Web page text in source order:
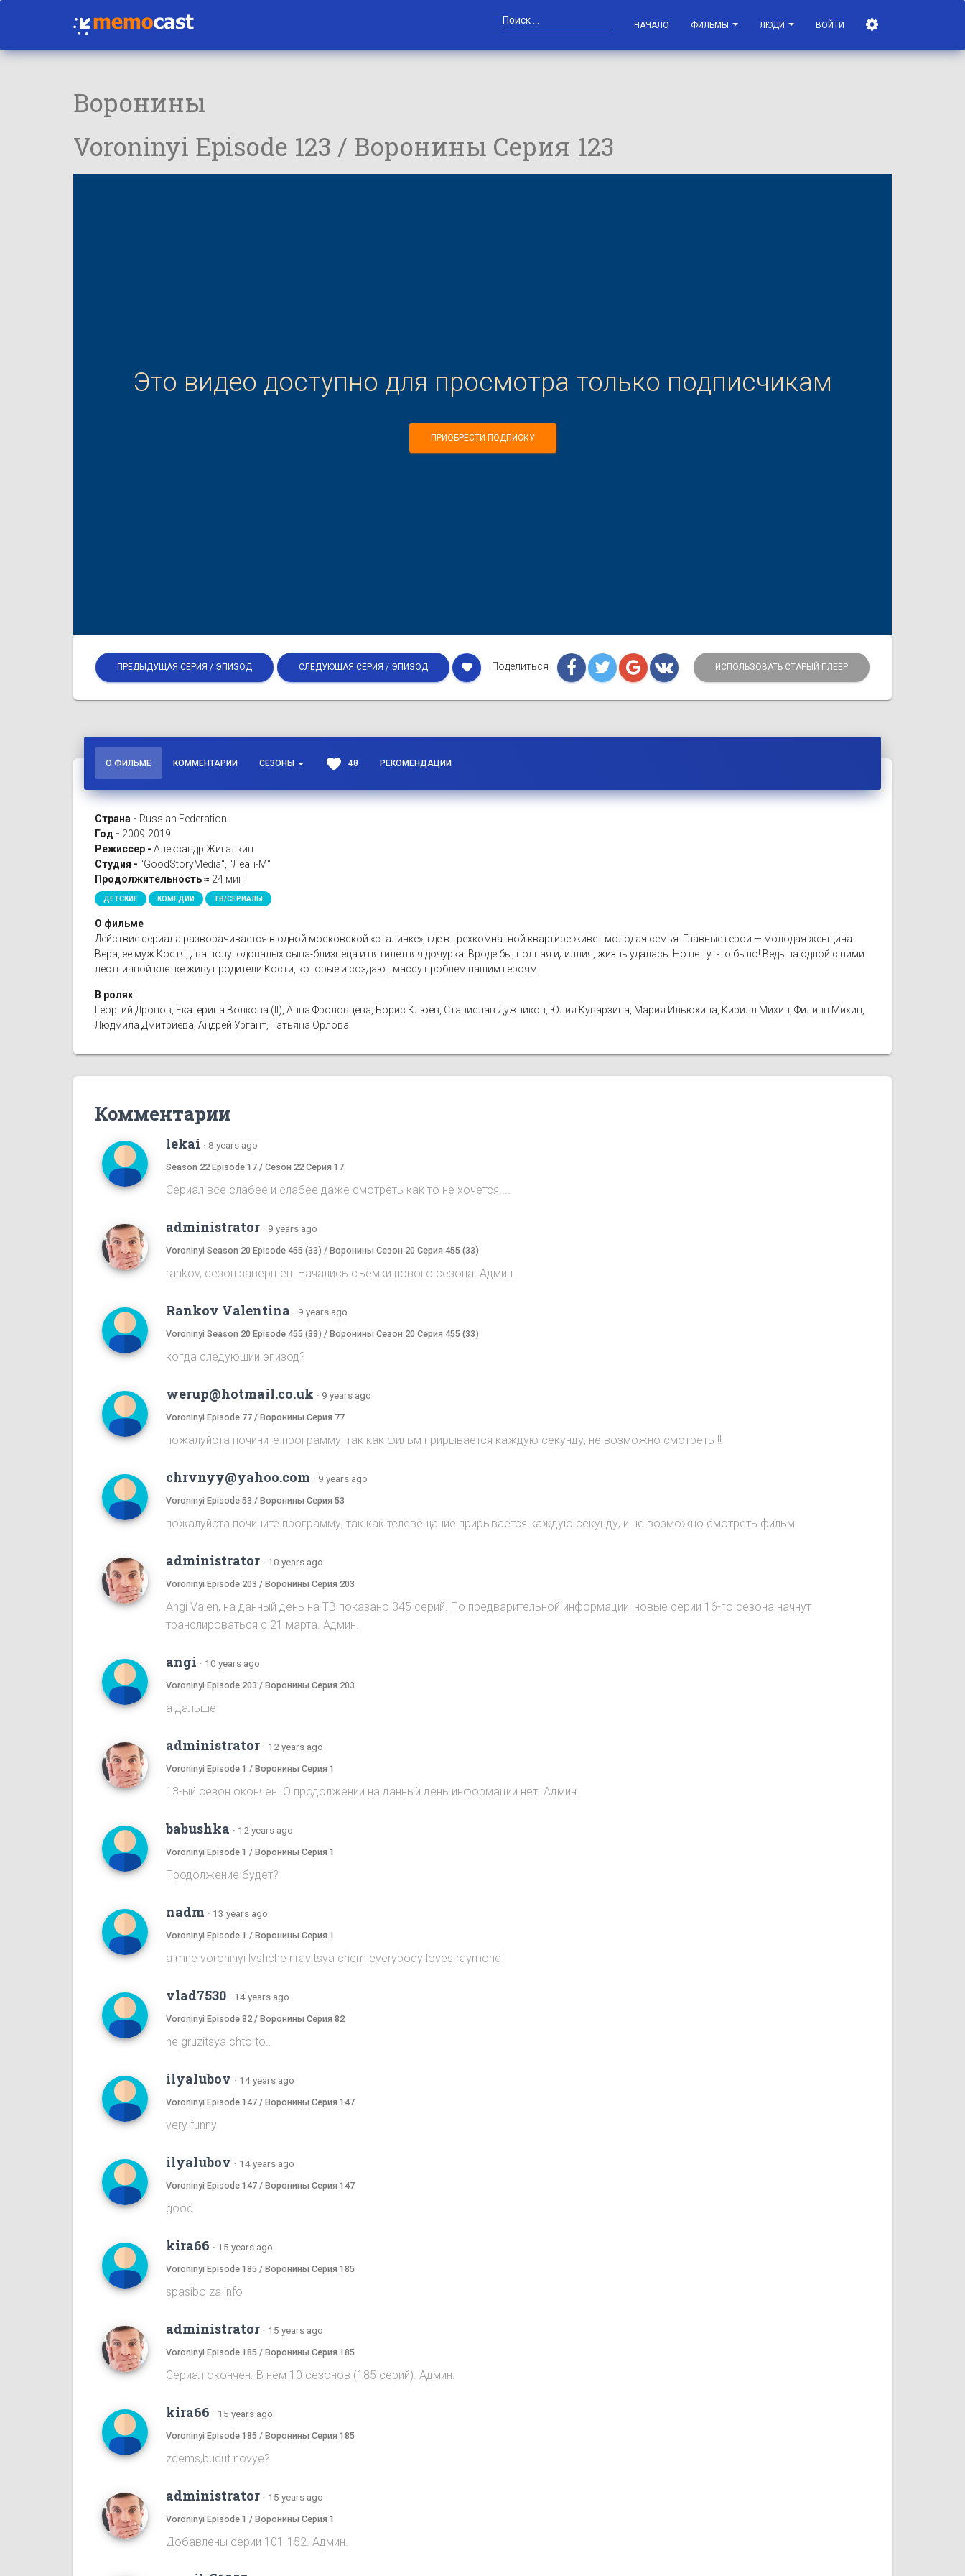
НАЧАЛО ФИЛЬМЫ ЛЮДИ ВОЙТИ
Воронины
Voroninyi Episode 123 / Воронины Серия 123
Это видео доступно для просмотра только подписчикам
ПРИОБРЕСТИ ПОДПИСКУ
ПРЕДЫДУЩАЯ СЕРИЯ / ЭПИЗОД СЛЕДУЮЩАЯ СЕРИЯ / ЭПИЗОД favorite Поделиться ИСПОЛЬЗОВАТЬ СТАРЫЙ ПЛЕЕР
О ФИЛЬМЕ КОММЕНТАРИИ СЕЗОНЫ favorite 48 РЕКОМЕНДАЦИИ
Страна - Russian Federation
Год - 2009-2019
Режиссер - Александр Жигалкин
Студия - "GoodStoryMedia", "Леан-М"
Продолжительность ≈ 24 мин
ДЕТСКИЕ КОМЕДИИ ТВ/СЕРИАЛЫ
О фильме
Действие сериала разворачивается в одной московской «сталинке», где в трехкомнатной квартире живет молодая семья. Главные герои — молодая женщина
Вера, ее муж Костя, два полугодовалых сына-близнеца и пятилетняя дочурка. Вроде бы, полная идиллия, жизнь удалась. Но не тут-то было! Ведь на одной с ними
лестничной клетке живут родители Кости, которые и создают массу проблем нашим героям.
В ролях
Георгий Дронов, Екатерина Волкова (II), Анна Фроловцева, Борис Клюев, Станислав Дужников, Юлия Куварзина, Мария Ильюхина, Кирилл Михин, Филипп Михин,
Людмила Дмитриева, Андрей Ургант, Татьяна Орлова
Комментарии
lekai · 8 years ago
Season 22 Episode 17 / Сезон 22 Серия 17
Сериал все слабее и слабее даже смотреть как то не хочется....
administrator · 9 years ago
Voroninyi Season 20 Episode 455 (33) / Воронины Сезон 20 Серия 455 (33)
rankov, сезон завершён. Начались съёмки нового сезона. Админ.
Rankov Valentina · 9 years ago
Voroninyi Season 20 Episode 455 (33) / Воронины Сезон 20 Серия 455 (33)
когда следующий эпизод?
werup@hotmail.co.uk · 9 years ago
Voroninyi Episode 77 / Воронины Серия 77
пожалуйста почините программу, так как фильм прирывается каждую секунду, не возможно смотреть !!
chrvnyy@yahoo.com · 9 years ago
Voroninyi Episode 53 / Воронины Серия 53
пожалуйста почините программу, так как телевещание прирывается каждую секунду, и не возможно смотреть фильм
administrator · 10 years ago
Voroninyi Episode 203 / Воронины Серия 203
Angi Valen, на данный день на ТВ показано 345 серий. По предварительной информации: новые серии 16-го сезона начнут
транслироваться с 21 марта. Админ.
angi · 10 years ago
Voroninyi Episode 203 / Воронины Серия 203
а дальше
administrator · 12 years ago
Voroninyi Episode 1 / Воронины Серия 1
13-ый сезон окончен. О продолжении на данный день информации нет. Админ.
babushka · 12 years ago
Voroninyi Episode 1 / Воронины Серия 1
Продолжение будет?
nadm · 13 years ago
Voroninyi Episode 1 / Воронины Серия 1
a mne voroninyi lyshche nravitsya chem everybody loves raymond
vlad7530 · 14 years ago
Voroninyi Episode 82 / Воронины Серия 82
ne gruzitsya chto to..
ilyalubov · 14 years ago
Voroninyi Episode 147 / Воронины Серия 147
very funny
ilyalubov · 14 years ago
Voroninyi Episode 147 / Воронины Серия 147
good
kira66 · 15 years ago
Voroninyi Episode 185 / Воронины Серия 185
spasibo za info
administrator · 15 years ago
Voroninyi Episode 185 / Воронины Серия 185
Сериал окончен. В нем 10 сезонов (185 серий). Админ.
kira66 · 15 years ago
Voroninyi Episode 185 / Воронины Серия 185
zdems,budut novye?
administrator · 15 years ago
Voroninyi Episode 1 / Воронины Серия 1
Добавлены серии 101-152. Админ.